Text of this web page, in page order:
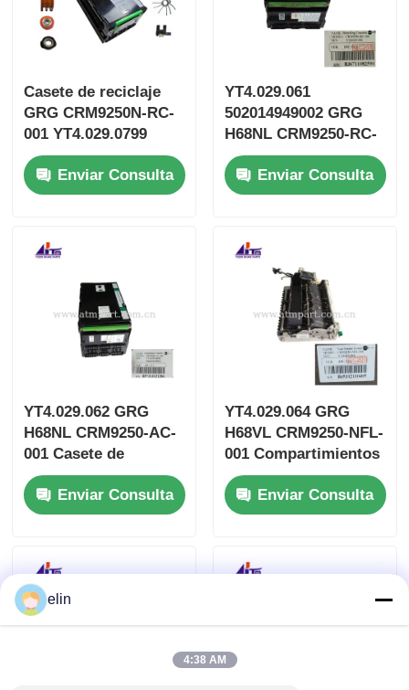
Casete de reciclaje
GRG CRM9250N-RC-
001 YT4.029.0799
502014949052
Enviar Consulta
YT4.029.061
502014949002 GRG
H68NL CRM9250-RC-
001 Casete de
reciclajeEnviar Consulta
YT4.029.062 GRG
H68NL CRM9250-AC-
001 Casete de
Aceptación Piezas de
Cajero Automático
Enviar Consulta
YT4.029.064 GRG
H68VL CRM9250-NFL-
001 Compartimientos
inferiores de los
cajeros automáticos
Enviar Consulta
elin
4:38 AM